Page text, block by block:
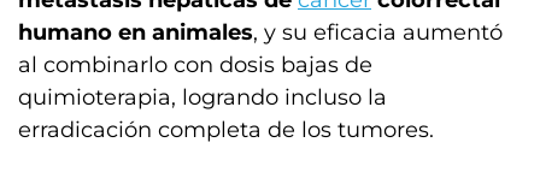
humano en animales, y su eficacia aumentó
al combinarlo con dosis bajas de
quimioterapia, logrando incluso la
erradicación completa de los tumores.